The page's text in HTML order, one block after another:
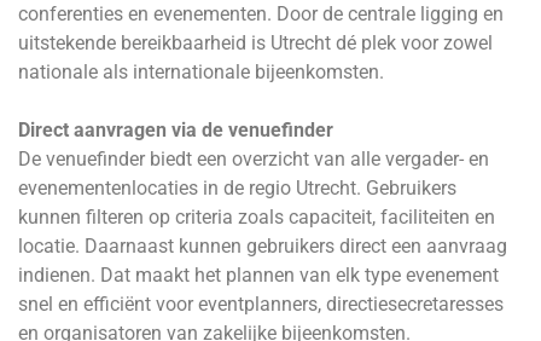
conferenties en evenementen. Door de centrale ligging en
uitstekende bereikbaarheid is Utrecht dé plek voor zowel
nationale als internationale bijeenkomsten.
Direct aanvragen via de venuefinder
De venuefinder biedt een overzicht van alle vergader- en
evenementenlocaties in de regio Utrecht. Gebruikers
kunnen filteren op criteria zoals capaciteit, faciliteiten en
locatie. Daarnaast kunnen gebruikers direct een aanvraag
indienen. Dat maakt het plannen van elk type evenement
snel en efficiënt voor eventplanners, directiesecretaresses
en organisatoren van zakelijke bijeenkomsten.